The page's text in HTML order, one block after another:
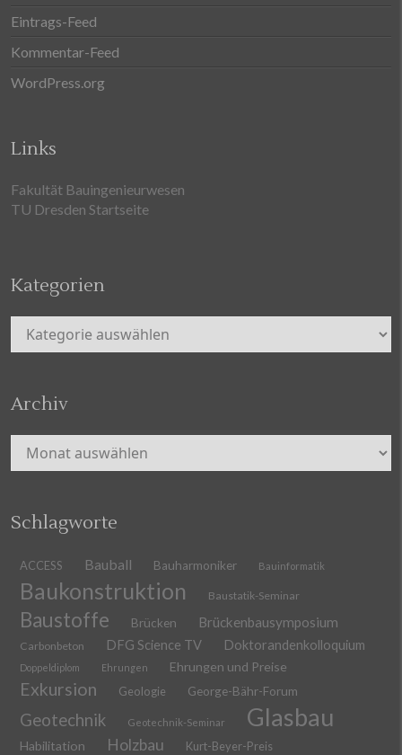
Eintrags-Feed
Kommentar-Feed
WordPress.org
Links
Fakultät Bauingenieurwesen
TU Dresden Startseite
Kategorien
Kategorien
Archiv
Archiv
Schlagworte
ACCESS Bauball Bauharmoniker Bauinformatik
Baukonstruktion Baustatik-Seminar
Baustoffe Brücken Brückenbausymposium
Carbonbeton DFG Science TV Doktorandenkolloquium
Doppeldiplom Ehrungen Ehrungen und Preise
Exkursion Geologie George-Bähr-Forum
Geotechnik Geotechnik-Seminar Glasbau
Habilitation Holzbau Kurt-Beyer-Preis